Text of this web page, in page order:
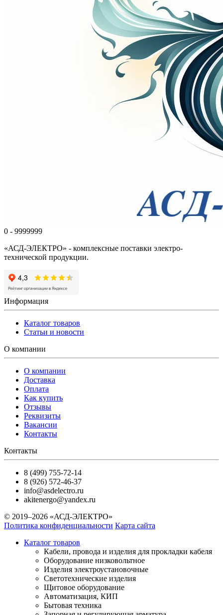
0 - 9999999
«АСД-ЭЛЕКТРО» - комплексные поставки электро-
технической продукции.
Информация
Каталог товаров
Статьи и новости
О компании
О компании
Доставка
Оплата
Как купить
Отзывы
Реквизиты
Вакансии
Контакты
Контакты
8 (499) 755-72-14
8 (926) 572-46-37
info@asdelectro.ru
akitenergo@yandex.ru
© 2019–2026 «АСД-ЭЛЕКТРО»
Политика конфиденциальности Карта сайта
Каталог товаров
Кабели, провода и изделия для прокладки кабеля
Оборудование низковольтное
Изделия электроустановочные
Светотехнические изделия
Щитовое оборудование
Автоматизация, КИП
Бытовая техника